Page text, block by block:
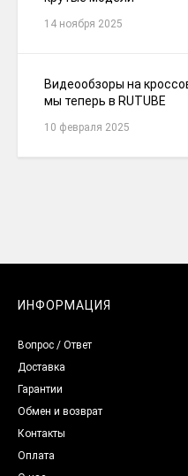
кроссовки Air
White / Blue Ftwr.
Pegasus 41
4 790₽
4 490₽
14 ноября 2025
Видеообзоры на
мы теперь в RUTUBE
10 февраля 2025
ИНФОРМАЦИЯ
Вопрос / Ответ
Доставка
Гарантии
Обмен и возврат
Контакты
Оплата